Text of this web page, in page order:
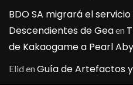
BDO SA migrará el
Descendientes de Geaen
de Kakaogame a Pearl
ElidenGuía de Artefactos y